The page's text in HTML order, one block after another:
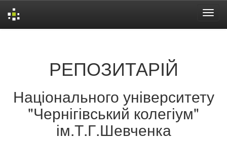
РЕПОЗИТАРІЙ
Національного університету
"Чернігівський колегіум"
ім.Т.Г.Шевченка